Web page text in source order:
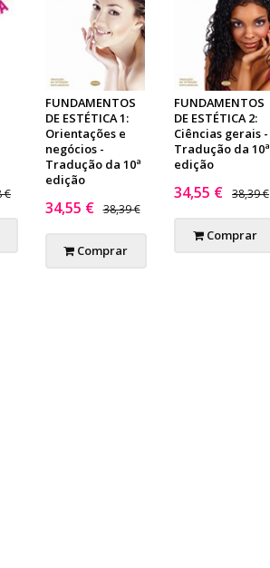
€
FUNDAMENTOS
DE ESTÉTICA 1:
Orientações e
negócios -
Tradução da 10ª
edição
34,55 € 38,39 €
Comprar
FUNDAMENTOS
DE ESTÉTICA 2:
Ciências gerais -
Tradução da 10ª
edição
34,55 € 38,39 €
Comprar